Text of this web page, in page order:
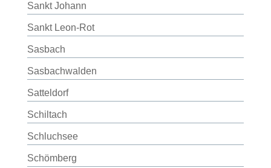
Sankt Johann
Sankt Leon-Rot
Sasbach
Sasbachwalden
Satteldorf
Schiltach
Schluchsee
Schömberg